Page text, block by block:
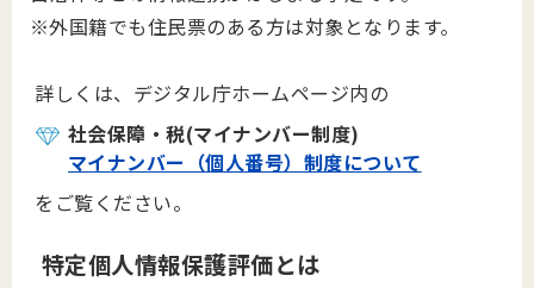
※外国籍でも住民票のある方は対象となります。
詳しくは、デジタル庁ホームページ内の
社会保障・税(マイナンバー制度)
マイナンバー（個人番号）制度について
をご覧ください。
特定個人情報保護評価とは